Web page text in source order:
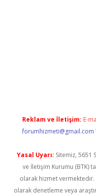
Reklam ve İletişim: E-
forumhizmeti@gmail.com
Yasal Uyarı: Sitemiz, 5651
ve İletişim Kurumu (BTK)
olarak hizmet
olarak denetleme veya